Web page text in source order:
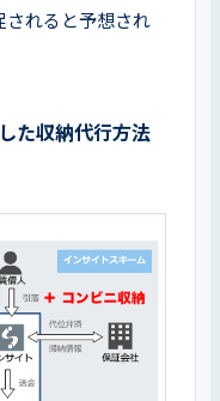
されると予想され
た収納代行方法